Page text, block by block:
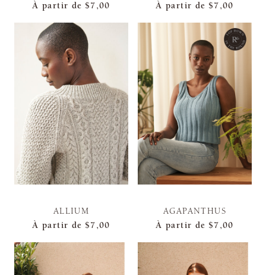
À partir de $7,00
À partir de $7,00
ALLIUM
À partir de $7,00
AGAPANTHUS
À partir de $7,00